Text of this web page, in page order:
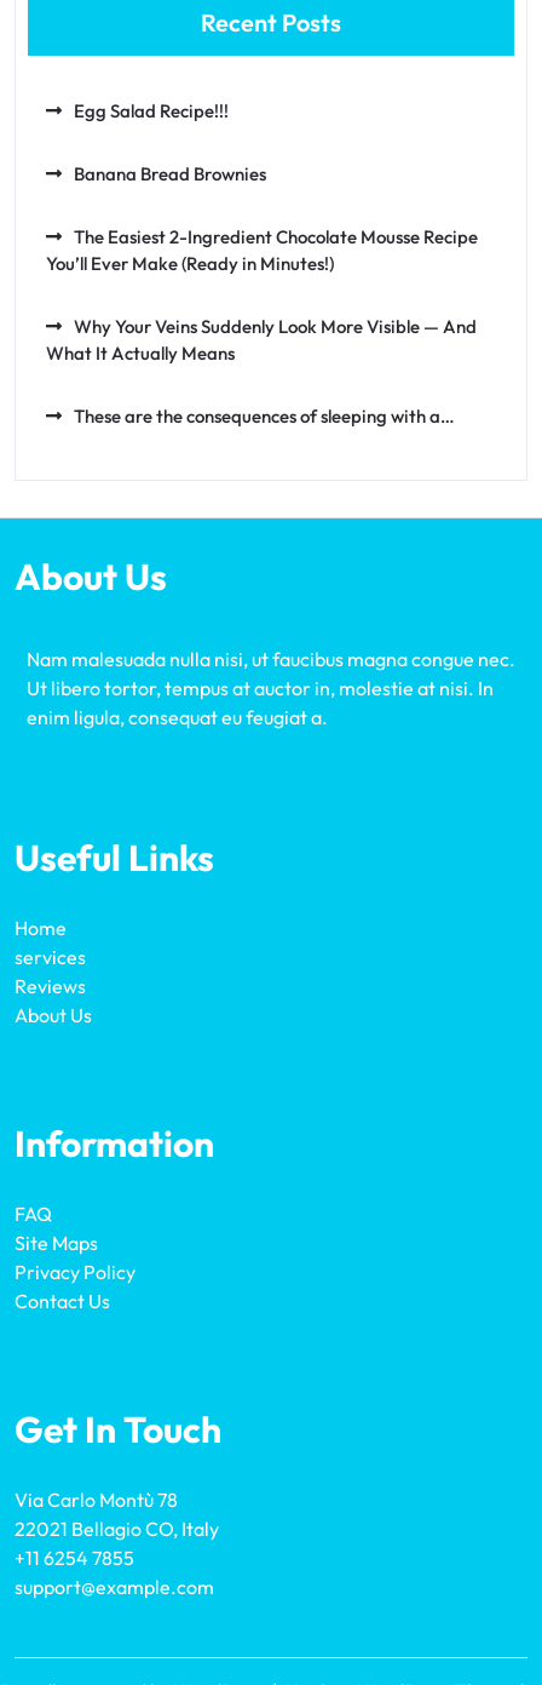
Recent Posts
Egg Salad Recipe!!!
Banana Bread Brownies
The Easiest 2-Ingredient Chocolate Mousse Recipe
You’ll Ever Make (Ready in Minutes!)
Why Your Veins Suddenly Look More Visible — And
What It Actually Means
These are the consequences of sleeping with a…
About Us
Nam malesuada nulla nisi, ut faucibus magna congue nec.
Ut libero tortor, tempus at auctor in, molestie at nisi. In
enim ligula, consequat eu feugiat a.
Useful Links
Home
services
Reviews
About Us
Information
FAQ
Site Maps
Privacy Policy
Contact Us
Get In Touch
Via Carlo Montù 78
22021 Bellagio CO, Italy
+11 6254 7855
support@example.com